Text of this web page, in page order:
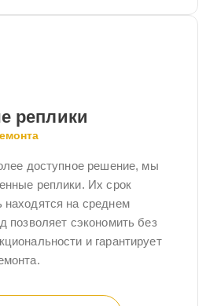
реплики
доступное решение, мы
реплики. Их срок
на среднем
позволяет сэкономить без
и гарантирует